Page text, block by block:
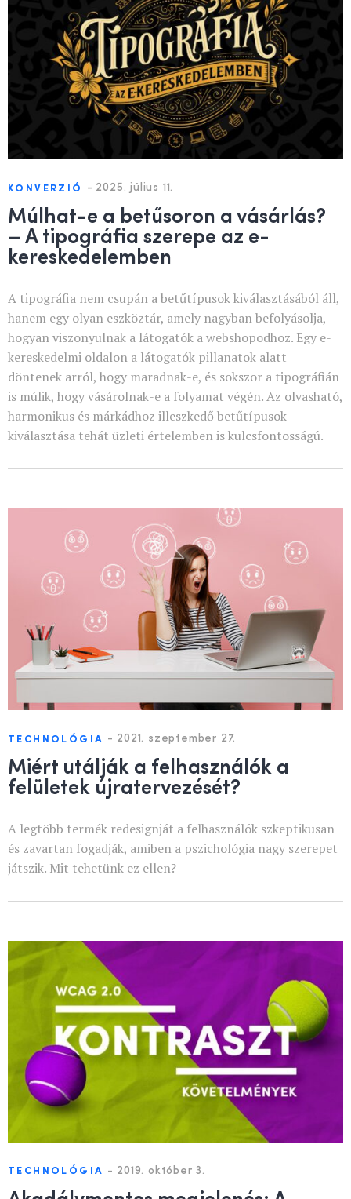
KONVERZIÓ - 2025. július 11.
Múlhat-e a betűsoron a vásárlás?
– A tipográfia szerepe az e-
kereskedelemben
A tipográfia nem csupán a betűtípusok kiválasztásából áll,
hanem egy olyan eszköztár, amely nagyban befolyásolja,
hogyan viszonyulnak a látogatók a webshopodhoz. Egy e-
kereskedelmi oldalon a látogatók pillanatok alatt
döntenek arról, hogy maradnak-e, és sokszor a tipográfián
is múlik, hogy vásárolnak-e a folyamat végén. Az olvasható,
harmonikus és márkádhoz illeszkedő betűtípusok
kiválasztása tehát üzleti értelemben is kulcsfontosságú.
TECHNOLÓGIA - 2021. szeptember 27.
Miért utálják a felhasználók a
felületek újratervezését?
A legtöbb termék redesignját a felhasználók szkeptikusan
és zavartan fogadják, amiben a pszichológia nagy szerepet
játszik. Mit tehetünk ez ellen?
TECHNOLÓGIA - 2019. október 3.